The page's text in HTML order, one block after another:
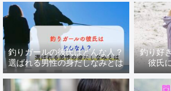
釣りガールの彼氏はどんな人？
選ばれる男性の身だしなみとは
釣り好
彼氏